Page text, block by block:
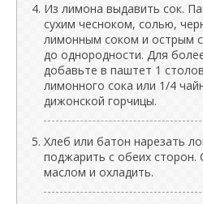
Из лимона выдавить сок.
сухим чесноком, солью,
лимонным соком и острым
до однородности. Для
добавьте в паштет 1
лимонного сока или 1/4
дижонской горчицы.
Хлеб или батон нарезать
поджарить с обеих
маслом и охладить.